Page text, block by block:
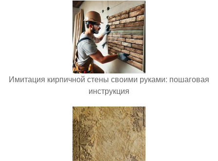
Имитация кирпичной стены своими руками: пошаговая
инструкция